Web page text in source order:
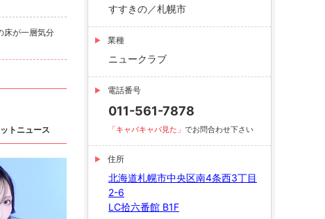
床が一層気分
トニュース
すすきの／札幌市
業種
ニュークラブ
電話番号
011-561-7878
「キャバキャバ見た」 でお問合わせ下さい
住所
北海道札幌市中央区南4条西3丁目
2-6
LC拾六番館 B1F